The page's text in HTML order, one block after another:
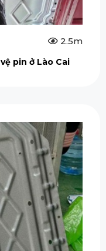
2.5m
pin ở Lào Cai